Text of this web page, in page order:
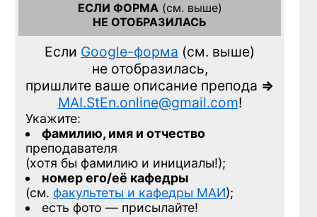
ЕСЛИ ФОРМА(см. выше)
НЕ ОТОБРАЗИЛАСЬ
Если Google-форма (см. выше)
не отобразилась,
пришлите ваше описание препода =>
MAI.StEn.online@gmail.com!
Укажите:
фамилию, имя и отчество
преподавателя
(хотя бы фамилию и инициалы!);
номер его/её кафедры
(см. факультеты и кафедры МАИ);
есть фото — присылайте!